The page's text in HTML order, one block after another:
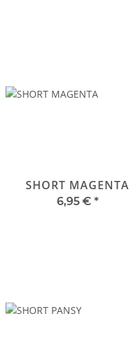
SHORT MAGENTA
6,95 € *